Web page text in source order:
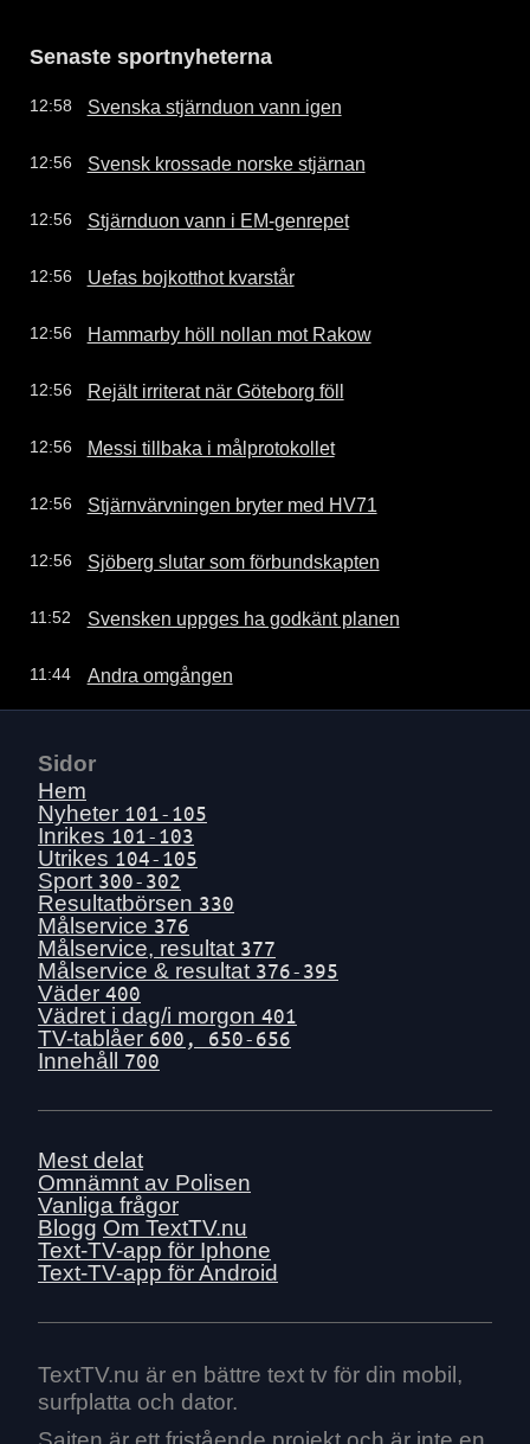
Senaste sportnyheterna
12:58 Svenska stjärnduon vann igen
12:56 Svensk krossade norske stjärnan
12:56 Stjärnduon vann i EM-genrepet
12:56 Uefas bojkotthot kvarstår
12:56 Hammarby höll nollan mot Rakow
12:56 Rejält irriterat när Göteborg föll
12:56 Messi tillbaka i målprotokollet
12:56 Stjärnvärvningen bryter med HV71
12:56 Sjöberg slutar som förbundskapten
11:52 Svensken uppges ha godkänt planen
11:44 Andra omgången
Sidor
Hem
Nyheter 101-105
Inrikes 101-103
Utrikes 104-105
Sport 300-302
Resultatbörsen 330
Målservice 376
Målservice, resultat 377
Målservice & resultat 376-395
Väder 400
Vädret i dag/i morgon 401
TV-tablåer 600, 650-656
Innehåll 700
Mest delat
Omnämnt av Polisen
Vanliga frågor
Blogg Om TextTV.nu
Text-TV-app för Iphone
Text-TV-app för Android
TextTV.nu är en bättre text tv för din mobil,
surfplatta och dator.